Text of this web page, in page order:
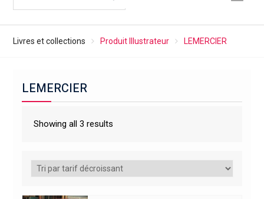
Livres et collections Produit Illustrateur LEMERCIER
LEMERCIER
Showing all 3 results